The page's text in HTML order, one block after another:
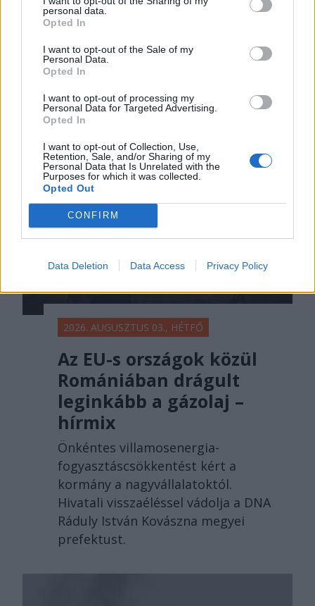
personal data.
Opted In
I want to opt-out of the Sale of my
Personal Data.
Opted In
I want to opt-out of processing my
Personal Data for Targeted Advertising.
Opted In
I want to opt-out of Collection, Use,
Retention, Sale, and/or Sharing of my
Personal Data that Is Unrelated with the
Purposes for which it was collected.
Opted Out
CONFIRM
Data Deletion Data Access Privacy Policy
energiakátyúból…
fogyasztás csökkentésére felszólító
ideiglenes miniszterelnöknek és
hiányzott: Victor Ponta új pártot
alapít!
2026. AUGUSZTUS 03., HÉTFŐ
Az EU-s országok közül
Romániában drágult
leginkább a gázolaj –
hírmix
Önkéntes villamosenergia-
fogyasztáscsökkentést kért a
kormány a nagyvállalatoktól.
Hivatali visszaéléssel vádolja a DNA
Ráduly István Kovászna megyei
prefektust.